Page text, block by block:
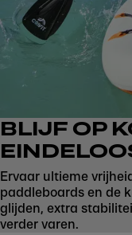
BLIJF OP
Ervaar ultieme
paddleboards en de
glijden, extra
verder varen.